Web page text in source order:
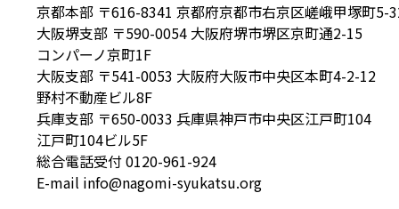
京都本部 〒616-8341 京都府京都市右京区嵯峨甲塚町5-
大阪堺支部 〒590-0054 大阪府堺市堺区京町通2-15
コンパーノ京町1F
大阪支部 〒541-0053 大阪府大阪市中央区本町4-2-12
野村不動産ビル8F
兵庫支部 〒650-0033 兵庫県神戸市中央区江戸町104
江戸町104ビル5F
総合電話受付 0120-961-924
E-mail info@nagomi-syukatsu.org